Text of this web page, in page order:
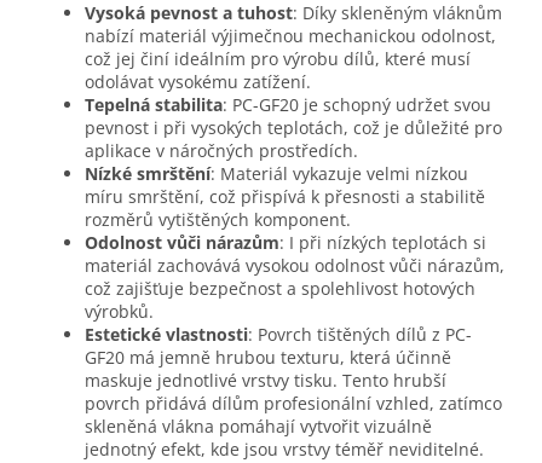
Vysoká pevnost a tuhost: Díky skleněným vláknům
nabízí materiál výjimečnou mechanickou odolnost,
což jej činí ideálním pro výrobu dílů, které musí
odolávat vysokému zatížení.
Tepelná stabilita: PC-GF20 je schopný udržet svou
pevnost i při vysokých teplotách, což je důležité pro
aplikace v náročných prostředích.
Nízké smrštění: Materiál vykazuje velmi nízkou
míru smrštění, což přispívá k přesnosti a stabilitě
rozměrů vytištěných komponent.
Odolnost vůči nárazům: I při nízkých teplotách si
materiál zachovává vysokou odolnost vůči nárazům,
což zajišťuje bezpečnost a spolehlivost hotových
výrobků.
Estetické vlastnosti: Povrch tištěných dílů z PC-
GF20 má jemně hrubou texturu, která účinně
maskuje jednotlivé vrstvy tisku. Tento hrubší
povrch přidává dílům profesionální vzhled, zatímco
skleněná vlákna pomáhají vytvořit vizuálně
jednotný efekt, kde jsou vrstvy téměř neviditelné.